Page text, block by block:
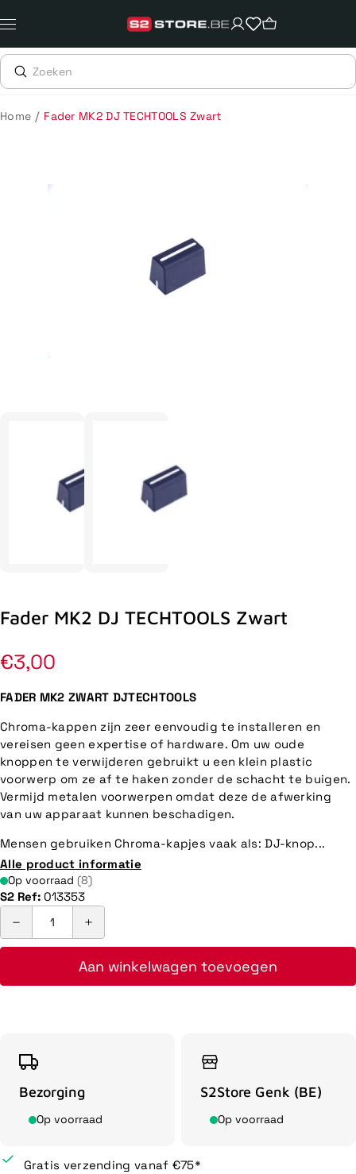
naar
content
Home / Fader MK2 DJ TECHTOOLS Zwart
Fader MK2 DJ TECHTOOLS Zwart
Normale
prijs
€3,00
FADER MK2 ZWART DJTECHTOOLS
Chroma-kappen zijn zeer eenvoudig te installeren en
vereisen geen expertise of hardware. Om uw oude
knoppen te verwijderen gebruikt u een klein plastic
voorwerp om ze af te haken zonder de schacht te buigen.
Vermijd metalen voorwerpen omdat deze de afwerking
van uw apparaat kunnen beschadigen.
Mensen gebruiken Chroma-kapjes vaak als: DJ-knop...
Alle product informatie
Op voorraad (8)
S2 Ref: 013353
Aan winkelwagen toevoegen
Bezorging
Op voorraad
S2Store Genk (BE)
Op voorraad
Gratis verzending vanaf €75*